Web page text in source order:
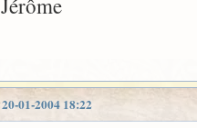
Jérôme
20-01-2004 18:22